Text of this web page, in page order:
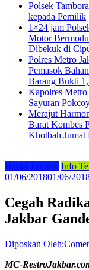
Polsek
kepada Pemilik
1×24 jam
Motor
Dibekuk di
Polres Metro
Pemasok
Barang Bukti
Kapolres Metro
Sayuran
Merajut
Barat Kombes
Khotbah Jumat
Berita Terbaru Info
01/06/201801/06/
Cegah
Jakbar
Diposkan
MC-